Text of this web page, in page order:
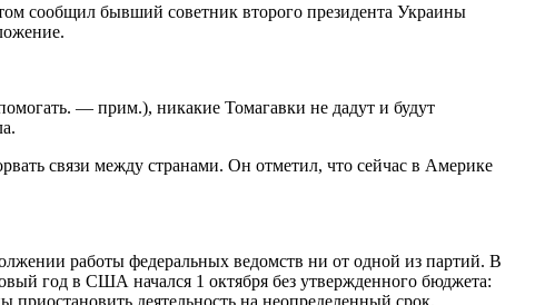
сообщил бывший советник второго президента Украины
— прим.), никакие Томагавки не дадут и будут
связи между странами. Он отметил, что сейчас в Америке
работы федеральных ведомств ни от одной из партий. В
год в США начался 1 октября без утвержденного бюджета:
деятельность на неопределенный срок.